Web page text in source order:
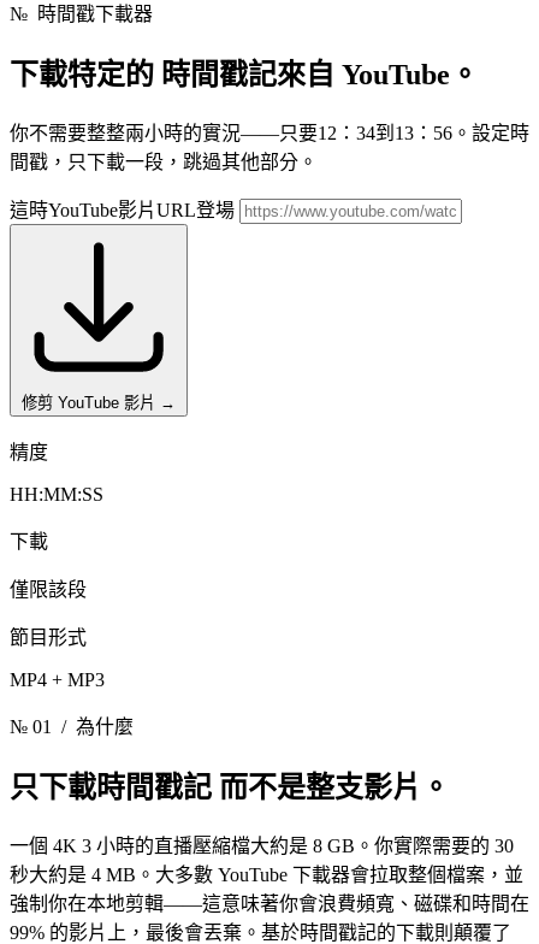
№ 時間戳下載器
下載特定的 時間戳記來自 YouTube。
你不需要整整兩小時的實況——只要12：34到13：56。設定時
間戳，只下載一段，跳過其他部分。
這時YouTube影片URL登場
修剪 YouTube 影片 →
精度
HH:MM:SS
下載
僅限該段
節目形式
MP4 + MP3
№ 01 / 為什麼
只下載時間戳記 而不是整支影片。
一個 4K 3 小時的直播壓縮檔大約是 8 GB。你實際需要的 30
秒大約是 4 MB。大多數 YouTube 下載器會拉取整個檔案，並
強制你在本地剪輯——這意味著你會浪費頻寬、磁碟和時間在
99% 的影片上，最後會丟棄。基於時間戳記的下載則顛覆了